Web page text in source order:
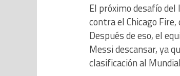
El próximo desafío
contra el Chicago
Después de eso, el
Messi descansar, ya
clasificación al